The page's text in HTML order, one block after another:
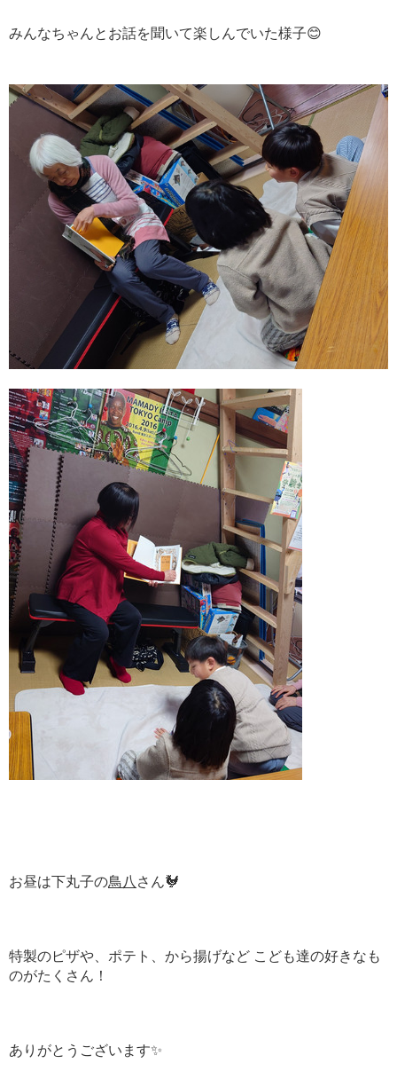
みんなちゃんとお話を聞いて楽しんでいた様子😊
お昼は下丸子の鳥八 さん🐓
特製のピザや、ポテト、から揚げなど こども達の好きなも
のがたくさん！
ありがとうございます✨